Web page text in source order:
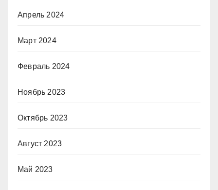
Апрель 2024
Март 2024
Февраль 2024
Ноябрь 2023
Октябрь 2023
Август 2023
Май 2023